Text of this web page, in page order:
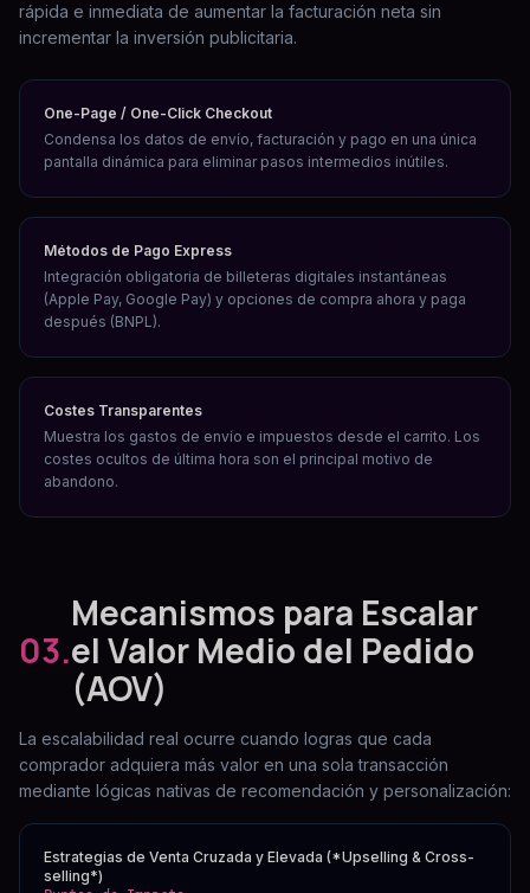
rápida e inmediata de aumentar la facturación neta sin
incrementar la inversión publicitaria.
One-Page / One-Click Checkout
Condensa los datos de envío, facturación y pago en una única
pantalla dinámica para eliminar pasos intermedios inútiles.
Métodos de Pago Express
Integración obligatoria de billeteras digitales instantáneas
(Apple Pay, Google Pay) y opciones de compra ahora y paga
después (BNPL).
Costes Transparentes
Muestra los gastos de envío e impuestos desde el carrito. Los
costes ocultos de última hora son el principal motivo de
abandono.
03.
Mecanismos para Escalar
el Valor Medio del Pedido
(AOV)
La escalabilidad real ocurre cuando logras que cada
comprador adquiera más valor en una sola transacción
mediante lógicas nativas de recomendación y personalización:
Estrategias de Venta Cruzada y Elevada (*Upselling & Cross-
selling*)